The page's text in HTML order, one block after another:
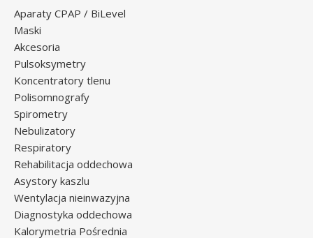
Aparaty CPAP / BiLevel
Maski
Akcesoria
Pulsoksymetry
Koncentratory tlenu
Polisomnografy
Spirometry
Nebulizatory
Respiratory
Rehabilitacja oddechowa
Asystory kaszlu
Wentylacja nieinwazyjna
Diagnostyka oddechowa
Kalorymetria Pośrednia